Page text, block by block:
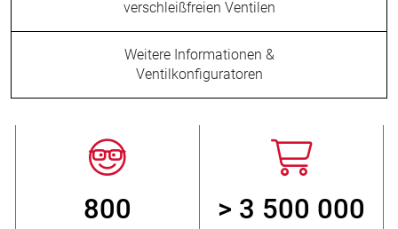
verschleißfreien Ventilen
Weitere Informationen &
Ventilkonfiguratoren
800 > 3 500 000